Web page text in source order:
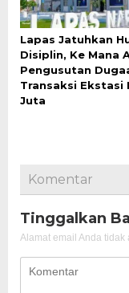
Lapas Jatuhkan
Disiplin, Ke Mana
Pengusutan
Transaksi Ekstasi
Juta
Komentar
Tinggalkan
Alamat email Anda